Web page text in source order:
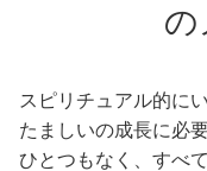
の
スピリチュアル的に
たましいの成長に必
ひとつもなく、すべ